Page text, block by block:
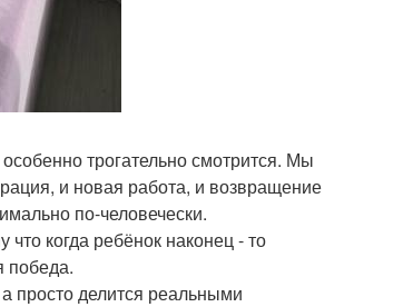
трогательно смотрится. Мы
и новая работа, и возвращение
по-человечески.
когда ребёнок наконец - то
победа.
просто делится реальными